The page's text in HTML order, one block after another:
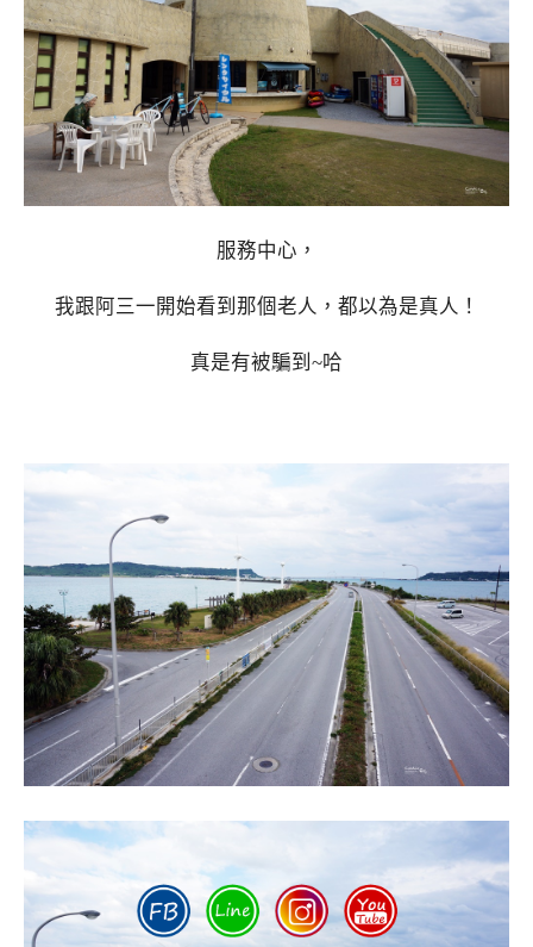
服務中心，
我跟阿三一開始看到那個老人，都以為是真人！
真是有被騙到~哈